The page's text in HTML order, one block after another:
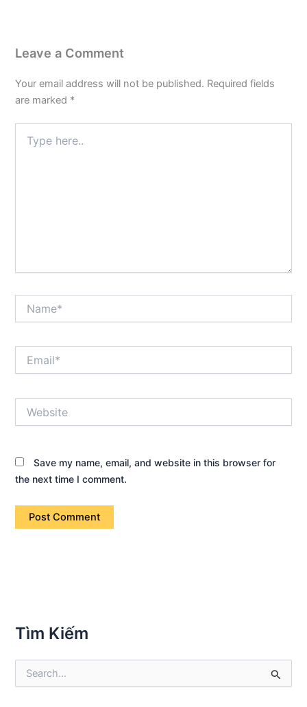
Leave a Comment
Your email address will not be published. Required fields
are marked *
here..
Save my name, email, and website in this browser for
the next time I comment.
Tìm Kiếm
e